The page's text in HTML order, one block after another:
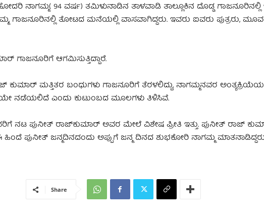
ನಾಗಮ್ಮ( 94 ವರ್ಷ) ತಮಿಳುನಾಡಿನ ತಾಳವಾಡಿ ತಾಲ್ಲೂಕಿನ ದೊಡ್ಡ ಗಾಜನೂರಿನಲ್ಲಿ
ತೋಟದ ಮನೆಯಲ್ಲಿ ವಾಸವಾಗಿದ್ದರು. ಇವರು ಐವರು ಪುತ್ರರು,
ಗಾಜನೂರಿಗೆ ಆಗಮಿಸುತ್ತಿದ್ದಾರೆ.
ಕುಮಾರ್ ಮತ್ತಿತರ ಬಂಧುಗಳು ಗಾಜನೂರಿಗೆ ತೆರಳಲಿದ್ದು, ನಾಗಮ್ಮನವರ
ನಡೆಯಲಿದೆ ಎಂದು ಕುಟುಂಬದ ಮೂಲಗಳು ತಿಳಿಸಿವೆ.
ನಟ ಪುನೀತ್‌ ರಾಜ್‌ಕುಮಾರ್‌ ಅವರ ಮೇಲೆ ವಿಶೇಷ ಪ್ರೀತಿ ಇತ್ತು. ಪುನೀತ್ ರಾಜ್
ಪುನೀತ್ ಜನ್ಮದಿನದಂದು ಅಪ್ಪುಗೆ ಜನ್ಮ ದಿನದ ಶುಭಕೋರಿ ನಾಗಮ್ಮ
Share